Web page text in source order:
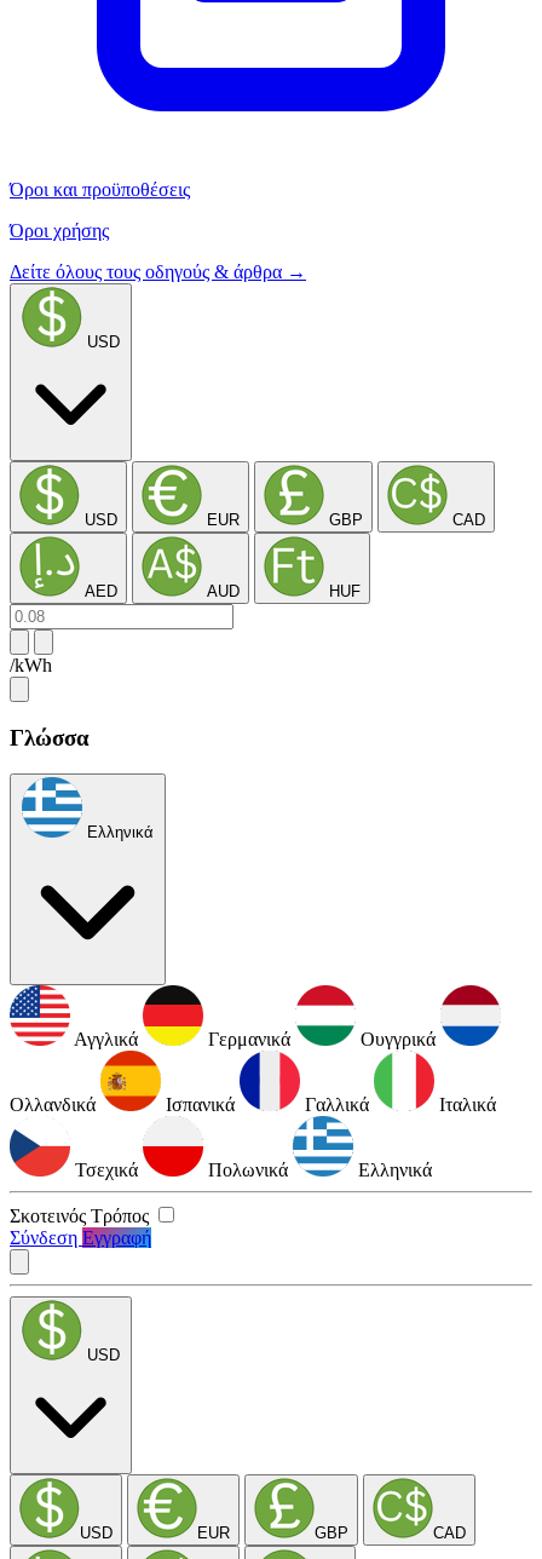
Όροι και προϋποθέσεις
Όροι χρήσης
Δείτε όλους τους οδηγούς & άρθρα →
USD
USD EUR GBP CAD
AED AUD HUF
/kWh
Γλώσσα
Ελληνικά
Αγγλικά Γερμανικά Ουγγρικά
Ολλανδικά Ισπανικά Γαλλικά Ιταλικά
Τσεχικά Πολωνικά Ελληνικά
Σκοτεινός Τρόπος
Σύνδεση Εγγραφή
USD
USD EUR GBP CAD